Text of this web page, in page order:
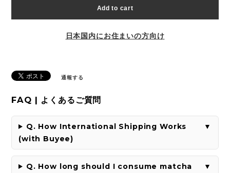
Add to cart
日本国内にお住まいの方向け
通報する
FAQ | よくあるご質問
Q. How International Shipping Works
(with Buyee)
Q. How long should I consume matcha